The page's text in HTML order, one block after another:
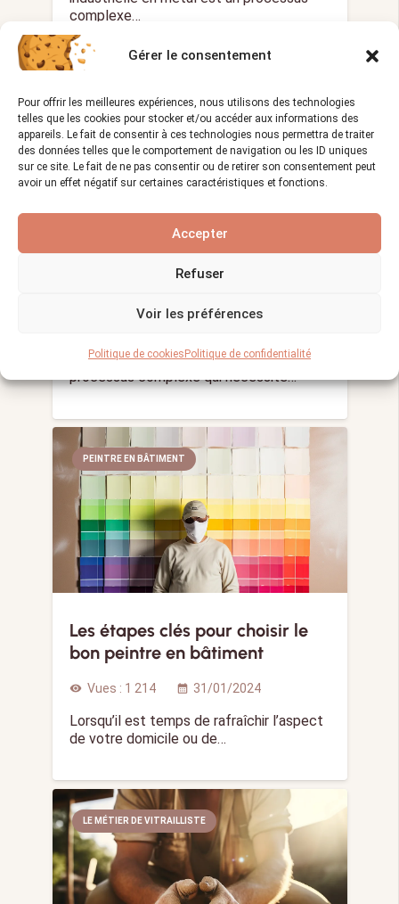
Gérer le consentement
Pour offrir les meilleures expériences, nous utilisons des technologies
telles que les cookies pour stocker et/ou accéder aux informations des
appareils. Le fait de consentir à ces technologies nous permettra de traiter
des données telles que le comportement de navigation ou les ID uniques
sur ce site. Le fait de ne pas consentir ou de retirer son consentement peut
avoir un effet négatif sur certaines caractéristiques et fonctions.
Accepter
Refuser
Voir les préférences
Politique de cookies Politique de confidentialité
complexe…
PAYSAGISTE
Les différentes étapes de la
La réalisation d’un projet paysager est un
processus complexe qui nécessite…
PEINTRE EN BÂTIMENT
Les étapes clés pour choisir le
bon peintre en bâtiment
visibility Vues : 1 214 calendar_month 31/01/2024
Lorsqu’il est temps de rafraîchir l’aspect
de votre domicile ou de…
LE MÉTIER DE VITRAILLISTE